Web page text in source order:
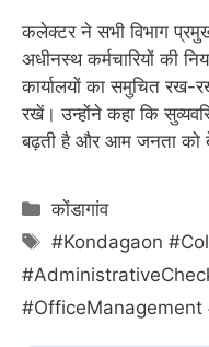
कलेक्टर ने सभी विभाग
अधीनस्थ कर्मचारियों की
कार्यालयों का समुचित रख-
रखें। उन्होंने कहा कि
बढ़ती है और आम जनता को
Categories
कोंडागांव
Tags
#Kondagaon